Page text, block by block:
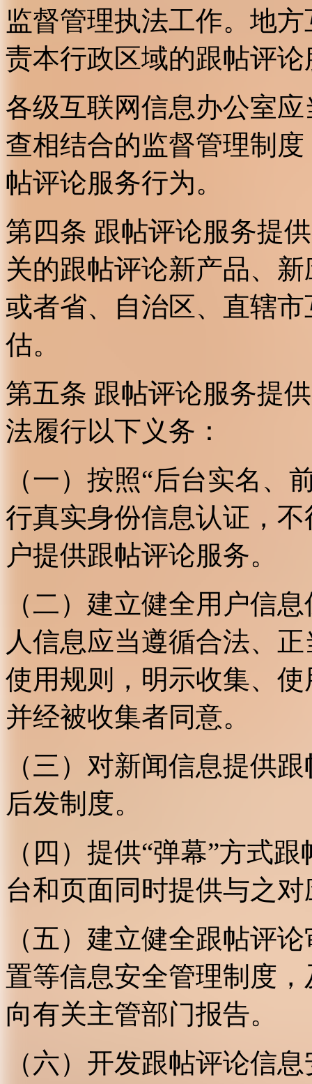
监督管理执法工作。地
责本行政区域的跟帖评
各级互联网信息办公室
查相结合的监督管理制
帖评论服务行为。
第四条 跟帖评论服务提
关的跟帖评论新产品、
或者省、自治区、直辖
估。
第五条 跟帖评论服务提
法履行以下义务：
（一）按照“后台实名、
行真实身份信息认证，
户提供跟帖评论服务。
（二）建立健全用户信
人信息应当遵循合法、
使用规则，明示收集、
并经被收集者同意。
（三）对新闻信息提供
后发制度。
（四）提供“弹幕”方式
台和页面同时提供与之
（五）建立健全跟帖评
置等信息安全管理制度
向有关主管部门报告。
（六）开发跟帖评论信